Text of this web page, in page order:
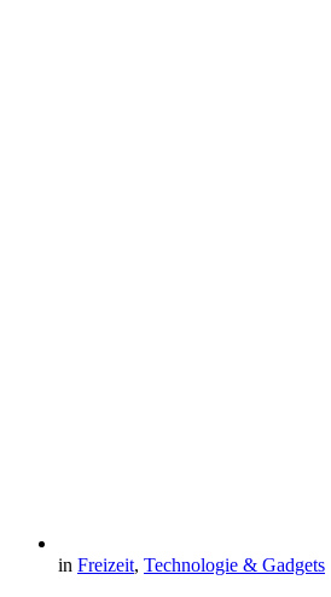
in Freizeit, Technologie & Gadgets